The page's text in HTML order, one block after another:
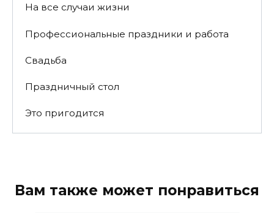
На все случаи жизни
Профессиональные праздники и работа
Свадьба
Праздничный стол
Это пригодится
Вам также может понравиться